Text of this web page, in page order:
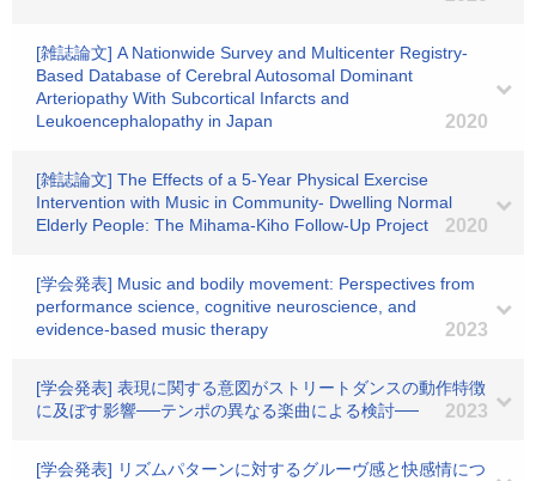
[雑誌論文] A Nationwide Survey and Multicenter Registry-
Based Database of Cerebral Autosomal Dominant
Arteriopathy With Subcortical Infarcts and
Leukoencephalopathy in Japan
2020
[雑誌論文] The Effects of a 5-Year Physical Exercise
Intervention with Music in Community- Dwelling Normal
Elderly People: The Mihama-Kiho Follow-Up Project
2020
[学会発表] Music and bodily movement: Perspectives from
performance science, cognitive neuroscience, and
evidence-based music therapy
2023
[学会発表] 表現に関する意図がストリートダンスの動作特徴
に及ぼす影響──テンポの異なる楽曲による検討──
2023
[学会発表] リズムパターンに対するグルーヴ感と快感情につ